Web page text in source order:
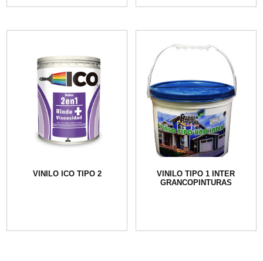
VINILO ICO TIPO 2
VINILO TIPO 1 INTER
GRANCOPINTURAS